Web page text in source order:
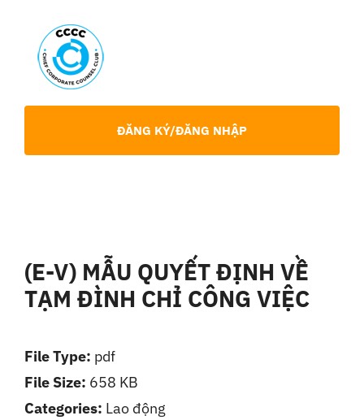
content
Chia Sẻ Chuyên Môn
Liên Hệ
ĐĂNG KÝ/ĐĂNG NHẬP
(E-V) MẪU QUYẾT ĐỊNH VỀ
TẠM ĐÌNH CHỈ CÔNG VIỆC
File Type: pdf
File Size: 658 KB
Categories: Lao động